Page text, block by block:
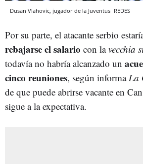
Dusan Vlahovic, jugador de la Juventus REDES
Por su parte, el atacante serbio
rebajarse el salario con lavecchia
todavía no habría alcanzado un
cinco reuniones, según informa La
de que puede abrirse vacante en
sigue a la expectativa.